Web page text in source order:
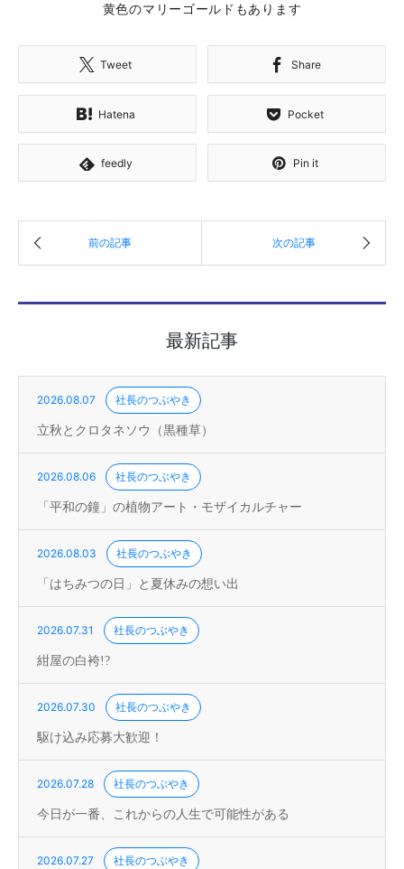
黄色のマリーゴールドもあります
Tweet Share
Hatena Pocket
feedly Pin it
最新記事
2026.08.07 社長のつぶやき
立秋とクロタネソウ（黒種草）
2026.08.06 社長のつぶやき
「平和の鐘」の植物アート・モザイカルチャー
2026.08.03 社長のつぶやき
「はちみつの日」と夏休みの想い出
2026.07.31 社長のつぶやき
紺屋の白袴!?
2026.07.30 社長のつぶやき
駆け込み応募大歓迎！
2026.07.28 社長のつぶやき
今日が一番、これからの人生で可能性がある
2026.07.27 社長のつぶやき